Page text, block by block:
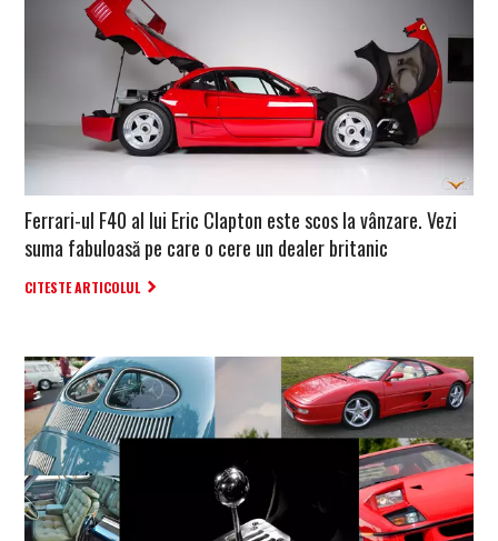
Ferrari-ul F40 al lui Eric Clapton este scos la vânzare. Vezi
suma fabuloasă pe care o cere un dealer britanic
CITESTE ARTICOLUL